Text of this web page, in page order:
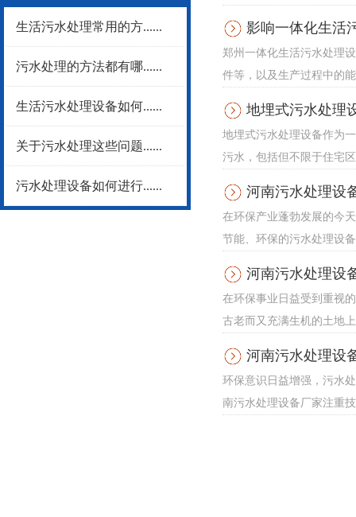
生活污水处理常用的方......
污水处理的方法都有哪......
生活污水处理设备如何......
关于污水处理这些问题......
污水处理设备如何进行......
影响一体化生活
郑州一体化生活污水处理
件等，以及生产过程中的
地埋式污水处理
地埋式污水处理设备作为
污水，包括但不限于住宅
河南污水处理设
在环保产业蓬勃发展的今
节能、环保的污水处理设
河南污水处理设
在环保事业日益受到重视
古老而又充满生机的土地
河南污水处理设
环保意识日益增强，污水
南污水处理设备厂家注重